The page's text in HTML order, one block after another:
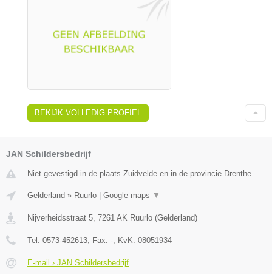
BEKIJK VOLLEDIG PROFIEL
JAN Schildersbedrijf
Niet gevestigd in de plaats Zuidvelde en in de provincie Drenthe.
Gelderland » Ruurlo | Google maps ▼
Nijverheidsstraat 5 7261 AK Ruurlo (Gelderland)
Tel: 0573-452613 , Fax: - , KvK: 08051934
E-mail › JAN Schildersbedrijf